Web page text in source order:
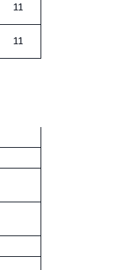
11
11